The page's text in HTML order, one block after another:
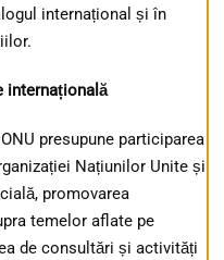
internațional și în
internațională
presupune participarea
Națiunilor Unite și
promovarea
temelor aflate pe
de consultări și activități